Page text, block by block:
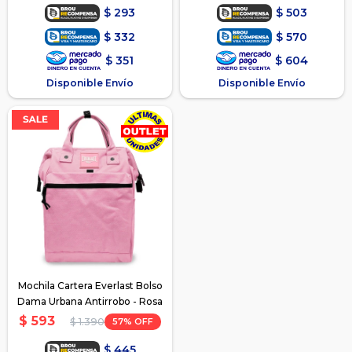
$ 293
$ 332
$ 351
Disponible Envío
$ 503
$ 570
$ 604
Disponible Envío
Mochila Cartera Everlast Bolso
Dama Urbana Antirrobo - Rosa
$ 593 $ 1.390 57